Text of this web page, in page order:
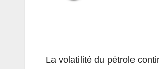
La volatilité du pétrole